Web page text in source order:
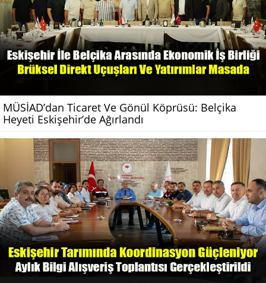
MÜSİAD’dan Ticaret Ve Gönül Köprüsü: Belçika
Heyeti Eskişehir’de Ağırlandı